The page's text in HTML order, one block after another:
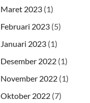
Maret 2023 (1)
Februari 2023 (5)
Januari 2023 (1)
Desember 2022 (1)
November 2022 (1)
Oktober 2022 (7)